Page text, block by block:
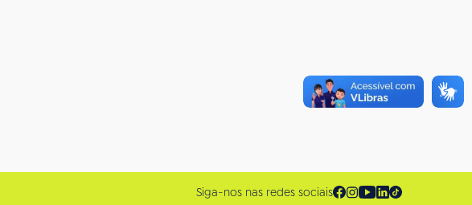
Siga-nos nas redes sociais